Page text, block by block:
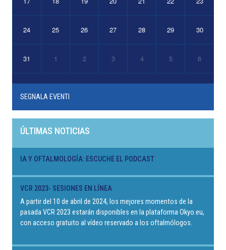
24 25 26 27 28 29 30
31 1 2 3 4 5 6
SEGNALA EVENTI
ÚLTIMAS NOTICIAS
IA Y OFTALMOLOGÍA: ESCUCHE EL PODCAST
VCR 2023- SESIONES EN LÍNEA
A partir del 10 de abril de 2024, los mejores momentos de la
pasada VCR 2023 estarán disponibles en la plataforma Okyo.eu,
con acceso gratuito al vídeo reservado a los oftalmólogos.